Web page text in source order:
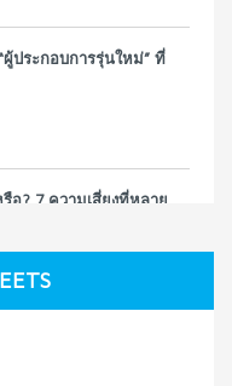
ผู้ประกอบการรุ่นใหม่” ที่
อ? 7 ความเสี่ยงที่หลาย